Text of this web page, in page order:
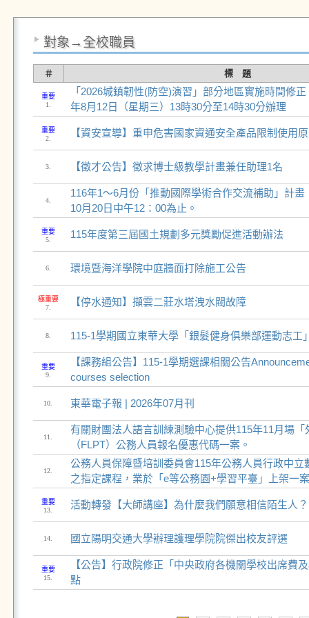
對象→全校職員
＃ 標 題
重要
1.
「2026城鎮韌性(防空)演習」部分地區實施時間修
年8月12日（星期三）13時30分至14時30分辦理
重要
2.
【資安宣導】重申危害國家資通安全產品限制使用
3. 【徵才公告】徵求博士級教學計畫兼任助理1名
4.
116年1～6月份「推動國際學術合作交流補助」計
10月20日中午12：00為止。
重要
5.
115年度第三屆國土規劃多元獎勵促進活動辦法
6. 環境暨海洋學院中庭牆面打除施工公告
極重要
7.
【停水通知】擷雲二莊水塔洩水閥故障
8. 115-1學期國立東華大學「銀髮健身俱樂部運動志工
重要
9.
【課務組公告】115-1學期選課相關公告
courses selection
10. 東華電子報 | 2026年07月刊
11.
有關財團法人語言訓練測驗中心提供115年11月場「
（FLPT）公務人員報名優惠代碼一案。
12.
公務人員保障暨培訓委員會115年公務人員行政中立
之指定課程，業於「e等公務園+學習平臺」上架一案
重要
13.
活動轉發【大師講座】為什麼我們願意相信陌生人？
14. ​國立陽明交通大學辦理護理學院院傑出校友評選
重要
15.
【公告】行政院修正「中央政府各機關學校出席費
點